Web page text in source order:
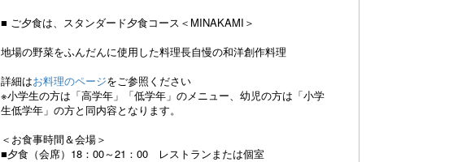
■ ご夕食は、スタンダード夕食コース＜MINAKAMI＞
地場の野菜をふんだんに使用した料理長自慢の和洋創作料理
詳細はお料理のページをご参照ください
※小学生の方は「高学年」「低学年」のメニュー、幼児の方は「小学
生低学年」の方と同内容となります。
＜お食事時間＆会場＞
■夕食（会席）18：00～21：00 レストランまたは個室